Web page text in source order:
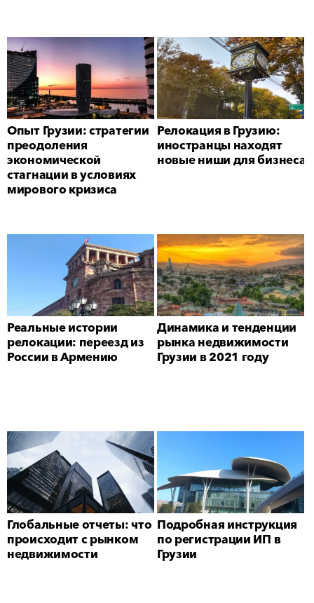
Опыт Грузии: стратегии
преодоления
экономической
стагнации в условиях
мирового кризиса
Релокация в Грузию:
иностранцы находят
новые ниши для бизнеса
Реальные истории
релокации: переезд из
России в Армению
Динамика и тенденции
рынка недвижимости
Грузии в 2021 году
Глобальные отчеты: что
происходит с рынком
недвижимости
Подробная инструкция
по регистрации ИП в
Грузии